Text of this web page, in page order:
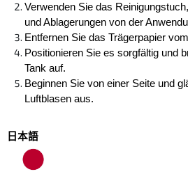
Verwenden Sie das
und Ablagerungen von der
Entfernen Sie das Trägerpapier
Positionieren Sie es sorgfältig und
Tank auf.
Beginnen Sie von einer Seite und
Luftblasen aus.
日本語